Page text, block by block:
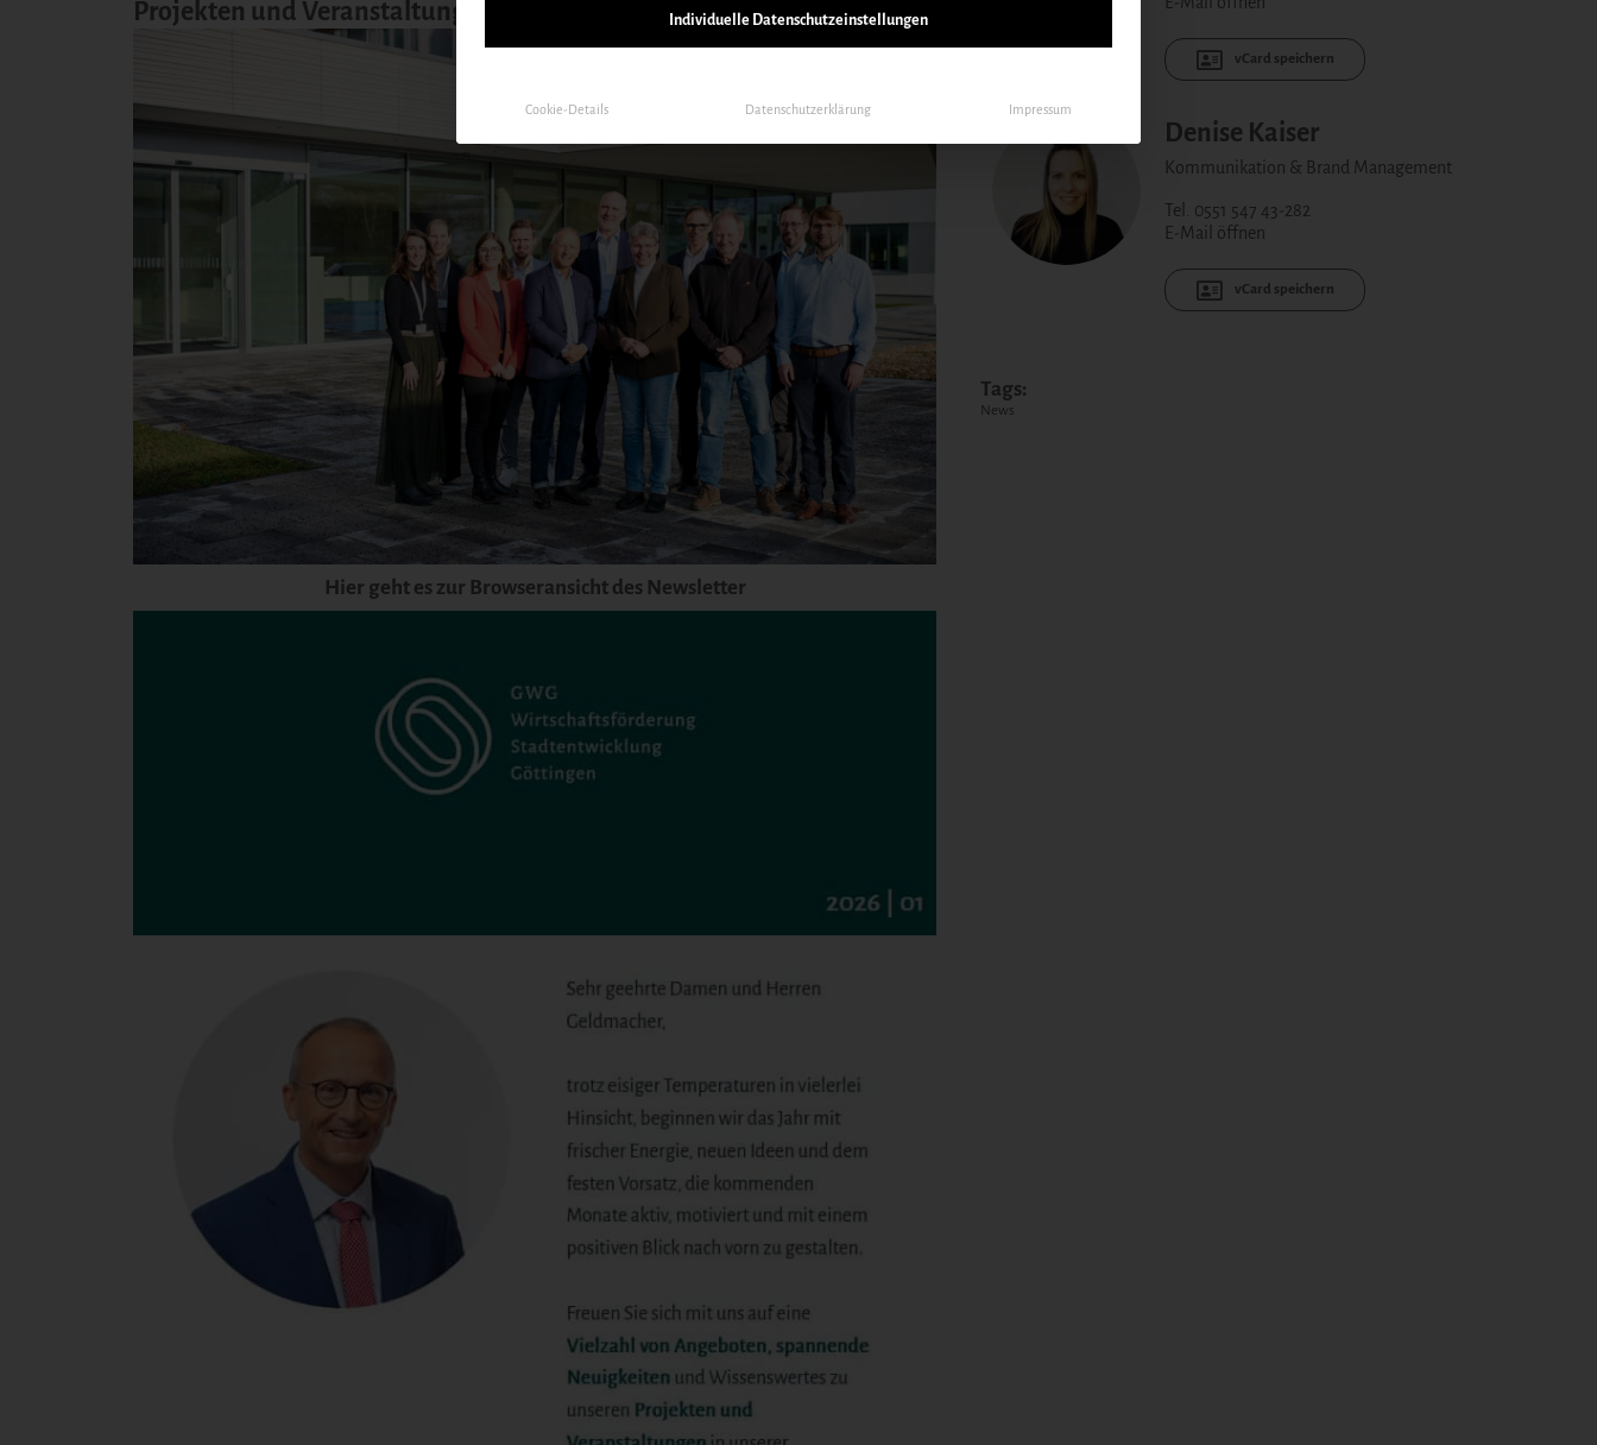
Projekten und Veranstaltungen in unserer Lieblingsstadt.
Hier geht es zur Browseransicht des Newsletter
vCard speichern
Denise Kaiser
Kommunikation & Brand Management
Tel. 0551 547 43-282
E-Mail öffnen
vCard speichern
Tags:
News
Individuelle Datenschutzeinstellungen
Cookie-Details Datenschutzerklärung Impressum